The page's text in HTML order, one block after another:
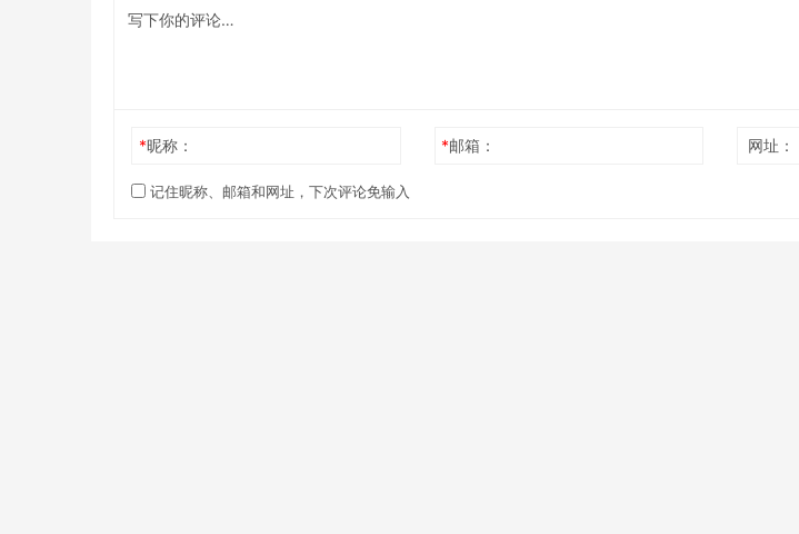
*昵称： *邮箱： 网址：
记住昵称、邮箱和网址，下次评论免输入